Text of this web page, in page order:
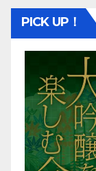
PICK UP！